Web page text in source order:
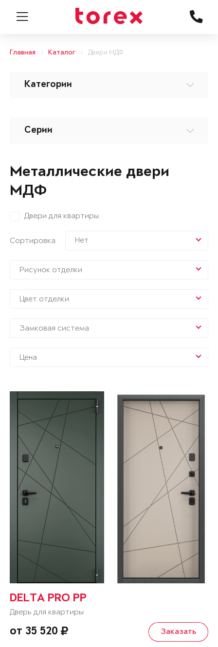
Главная Каталог Двери МДФ
Категории
Серии
Металлические двери
МДФ
Двери для квартиры
Сортировка Нет
Рисунок отделки
Цвет отделки
Замковая система
Цена
DELTA PRO PP
Дверь для квартиры
от 35 520 Заказать